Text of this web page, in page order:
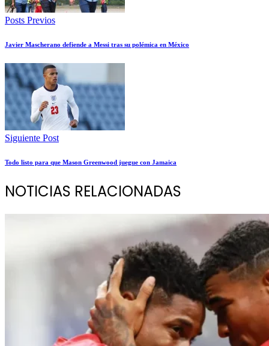
Posts Previos
Javier Mascherano defiende a Messi tras su polémica en México
Siguiente Post
Todo listo para que Mason Greenwood juegue con Jamaica
NOTICIAS RELACIONADAS